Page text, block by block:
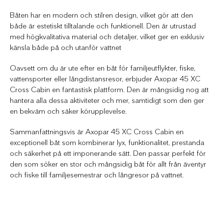
Båten har en modern och stilren design, vilket gör att den
både är estetiskt tilltalande och funktionell. Den är utrustad
med högkvalitativa material och detaljer, vilket ger en exklusiv
känsla både på och utanför vattnet
Oavsett om du är ute efter en båt för familjeutflykter, fiske,
vattensporter eller långdistansresor, erbjuder Axopar 45 XC
Cross Cabin en fantastisk plattform. Den är mångsidig nog att
hantera alla dessa aktiviteter och mer, samtidigt som den ger
en bekväm och säker körupplevelse.
Sammanfattningsvis är Axopar 45 XC Cross Cabin en
exceptionell båt som kombinerar lyx, funktionalitet, prestanda
och säkerhet på ett imponerande sätt. Den passar perfekt för
den som söker en stor och mångsidig båt för allt från äventyr
och fiske till familjesemestrar och långresor på vattnet.